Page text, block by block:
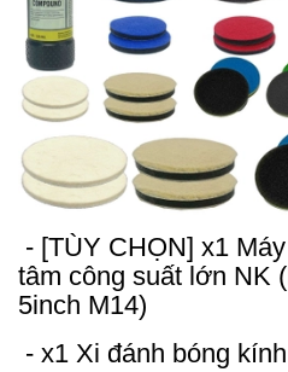
- [TÙY CHỌN] x1
tâm công suất lớn NK
5inch M14)
- x1 Xi đánh bóng